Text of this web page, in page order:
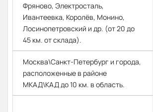
Фряново, Электросталь,
Ивантеевка, Королёв, Монино,
Лосинопетровский и др. (от 20 до
45 км. от склада).
Москва\Санкт-Петербург и города,
расположенные в районе
МКАД\КАД до 10 км. в область.